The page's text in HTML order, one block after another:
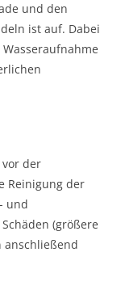
und den
ist auf. Dabei
vor der
Reinigung der
und
(größere
anschließend